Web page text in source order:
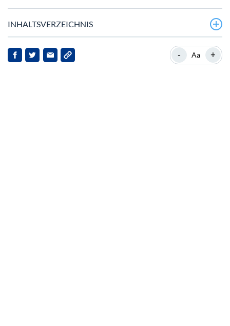
INHALTSVERZEICHNIS
Marktüberblick
- Aa +